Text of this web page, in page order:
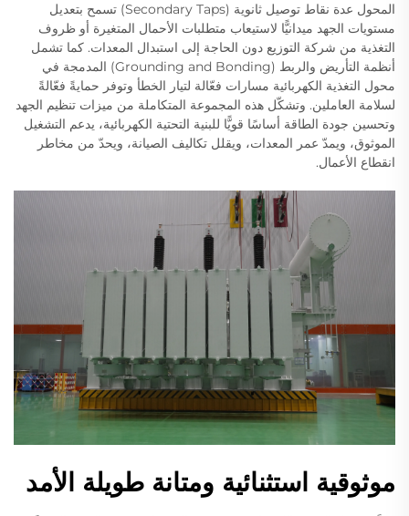
المحول عدة نقاط توصيل ثانوية (Secondary Taps) تسمح بتعديل
مستويات الجهد ميدانيًّا لاستيعاب متطلبات الأحمال المتغيرة أو ظروف
التغذية من شركة التوزيع دون الحاجة إلى استبدال المعدات. كما تشمل
أنظمة التأريض والربط (Grounding and Bonding) المدمجة في
محول التغذية الكهربائية مسارات فعّالة لتيار الخطأ وتوفر حمايةً فعّالةً
لسلامة العاملين. وتشكّل هذه المجموعة المتكاملة من ميزات تنظيم الجهد
وتحسين جودة الطاقة أساسًا قويًّا للبنية التحتية الكهربائية، يدعم التشغيل
الموثوق، ويمدّ عمر المعدات، ويقلل تكاليف الصيانة، ويحدّ من مخاطر
انقطاع الأعمال.
موثوقية استثنائية ومتانة طويلة الأمد